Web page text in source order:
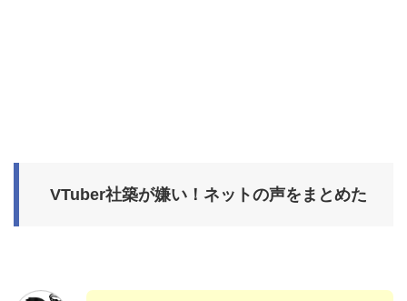
VTuber社築が嫌い！ネットの声をまとめた